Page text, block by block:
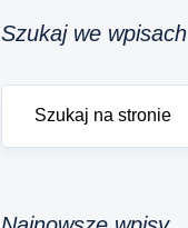
Szukaj we wpisach